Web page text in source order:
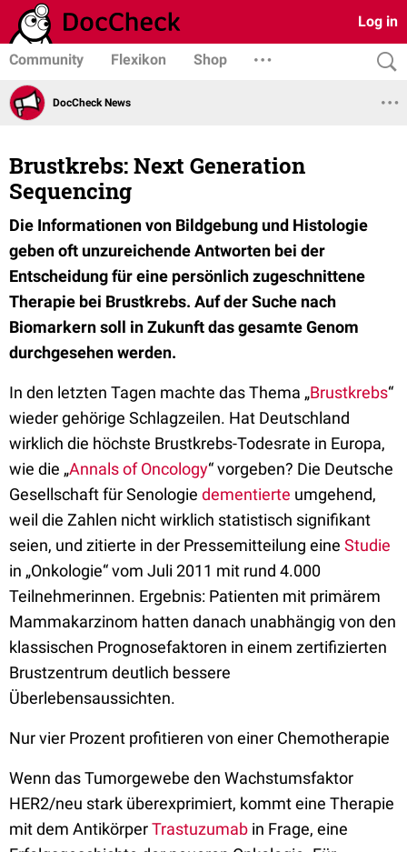
Log in
Community Flexikon Shop
DocCheck News
Brustkrebs: Next Generation
Sequencing
Die Informationen von Bildgebung und Histologie
geben oft unzureichende Antworten bei der
Entscheidung für eine persönlich zugeschnittene
Therapie bei Brustkrebs. Auf der Suche nach
Biomarkern soll in Zukunft das gesamte Genom
durchgesehen werden.
In den letzten Tagen machte das Thema „Brustkrebs“
wieder gehörige Schlagzeilen. Hat Deutschland
wirklich die höchste Brustkrebs-Todesrate in Europa,
wie die „Annals of Oncology“ vorgeben? Die Deutsche
Gesellschaft für Senologie dementierte umgehend,
weil die Zahlen nicht wirklich statistisch signifikant
seien, und zitierte in der Pressemitteilung eine Studie
in „Onkologie“ vom Juli 2011 mit rund 4.000
Teilnehmerinnen. Ergebnis: Patienten mit primärem
Mammakarzinom hatten danach unabhängig von den
klassischen Prognosefaktoren in einem zertifizierten
Brustzentrum deutlich bessere
Überlebensaussichten.
Nur vier Prozent profitieren von einer Chemotherapie
Wenn das Tumorgewebe den Wachstumsfaktor
HER2/neu stark überexprimiert, kommt eine Therapie
mit dem AntikörperTrastuzumab in Frage, eine